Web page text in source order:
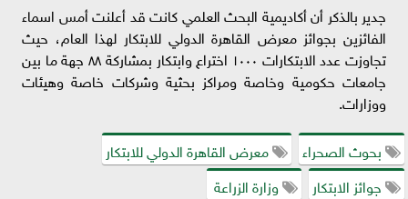
جدير بالذكر أن أكاديمية البحث العلمي كانت قد أعلنت أمس اسماء
الفائزين بجوائز معرض القاهرة الدولي للابتكار لهذا العام، حيث
تجاوزت عدد الابتكارات ١٠٠٠ اختراع وابتكار بمشاركة ٨٨ جهة ما بين
جامعات حكومية وخاصة ومراكز بحثية وشركات خاصة وهيئات
ووزارات.
بحوث الصحراء
معرض القاهرة الدولي للابتكار
جوائز الابتكار
وزارة الزراعة